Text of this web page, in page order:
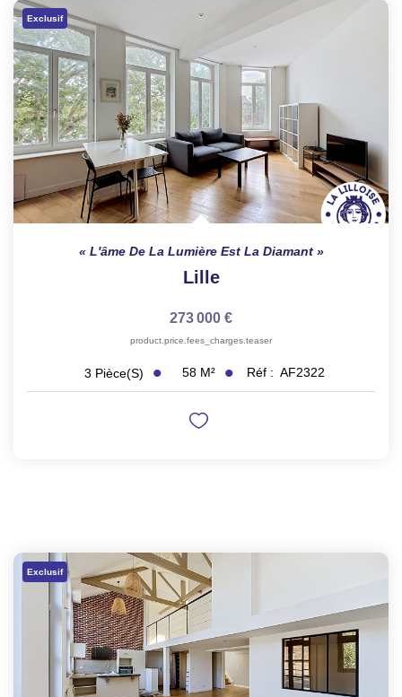
Exclusif
L'âme De La Lumière Est La Diamant
Lille
273 000 €
product.price.fees_charges.teaser
3 Pièce(s) 58 M² Réf : AF2322
Exclusif